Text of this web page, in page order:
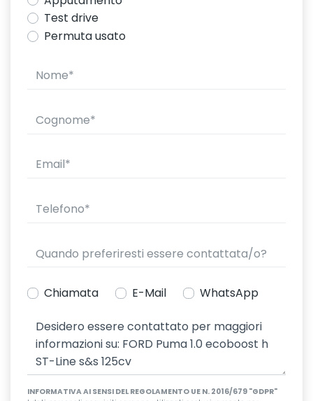
Test drive
Permuta usato
Chiamata E-Mail WhatsApp
INFORMATIVA AI SENSI DEL REGOLAMENTO UE N. 2016/679 "GDPR"